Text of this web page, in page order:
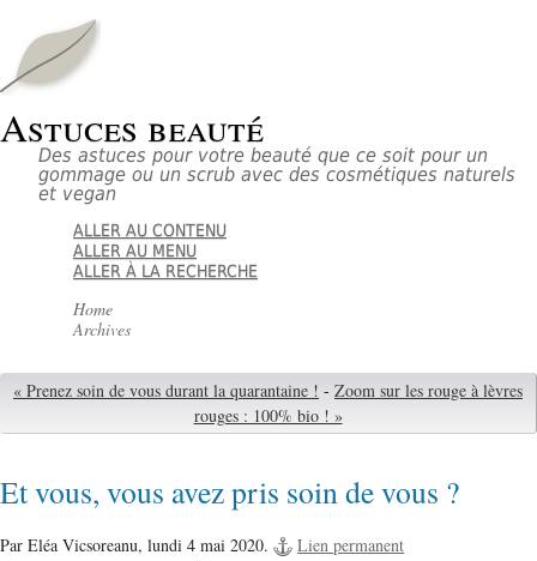
Astuces beauté
Des astuces pour votre beauté que ce soit pour un
gommage ou un scrub avec des cosmétiques naturels
et vegan
ALLER AU CONTENU
ALLER AU MENU
ALLER À LA RECHERCHE
Home
Archives
« Prenez soin de vous durant la quarantaine ! - Zoom sur les rouge à lèvres
rouges : 100% bio ! »
Et vous, vous avez pris soin de vous ?
Par Eléa Vicsoreanu, lundi 4 mai 2020.
Lien permanent